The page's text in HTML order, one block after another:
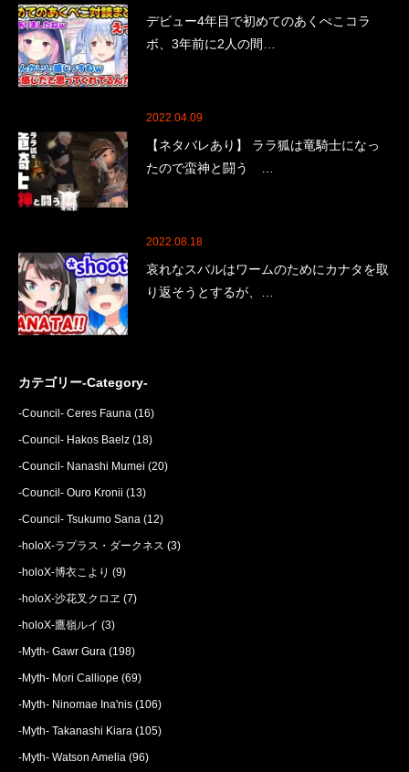
デビュー4年目で初めてのあくぺこコラ
ボ、3年前に2人の間…
2022.04.09
【ネタバレあり】 ララ狐は竜騎士になっ
たので蛮神と闘う …
2022.08.18
哀れなスバルはワームのためにカナタを取
り返そうとするが、…
カテゴリー-Category-
-Council- Ceres Fauna (16)
-Council- Hakos Baelz (18)
-Council- Nanashi Mumei (20)
-Council- Ouro Kronii (13)
-Council- Tsukumo Sana (12)
-holoX-ラプラス・ダークネス (3)
-holoX-博衣こより (9)
-holoX-沙花叉クロヱ (7)
-holoX-鷹嶺ルイ (3)
-Myth- Gawr Gura (198)
-Myth- Mori Calliope (69)
-Myth- Ninomae Ina'nis (106)
-Myth- Takanashi Kiara (105)
-Myth- Watson Amelia (96)